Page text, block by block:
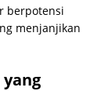
berpotensi
menjanjikan